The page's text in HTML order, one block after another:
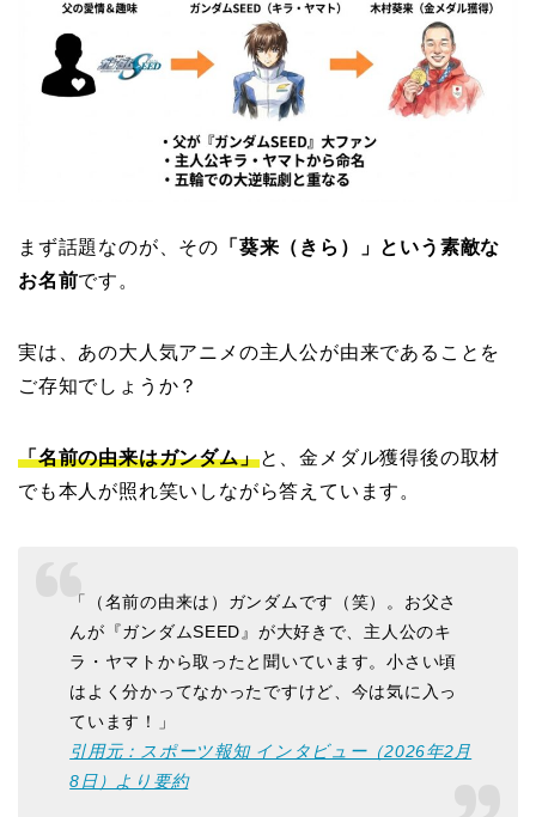
まず話題なのが、その 「葵来（きら）」という素敵な
お名前です。
実は、あの大人気アニメの主人公が由来であることを
ご存知でしょうか？
「名前の由来はガンダム」と、金メダル獲得後の取材
でも本人が照れ笑いしながら答えています。
「（名前の由来は）ガンダムです（笑）。お父さ
んが『ガンダムSEED』が大好きで、主人公のキ
ラ・ヤマトから取ったと聞いています。小さい頃
はよく分かってなかったですけど、今は気に入っ
ています！」
引用元：スポーツ報知 インタビュー（2026年2月
8日）より要約